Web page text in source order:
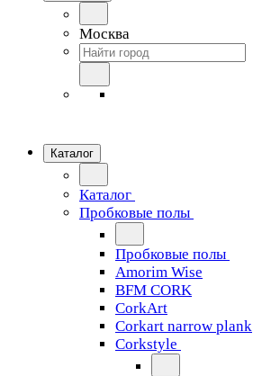
Москва
Каталог
Каталог
Пробковые полы
Пробковые полы
Amorim Wise
BFM CORK
CorkArt
Corkart narrow plank
Corkstyle